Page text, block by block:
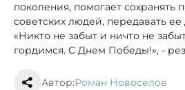
поколения, помогает сохранять
советских людей, передавать
«Никто не забыт и ничто не
гордимся. С Днем Победы!», -
Автор:Роман Новоселов